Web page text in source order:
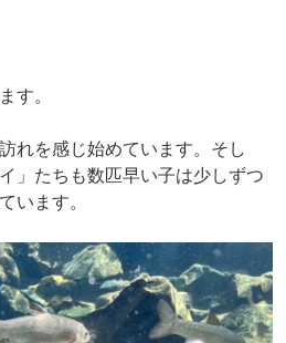
す。
れを感じ始めています。そし
」たちも数匹早い子は少しずつ
います。